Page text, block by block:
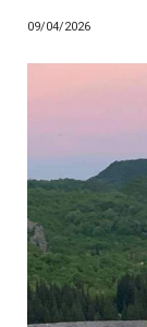
09/04/2026